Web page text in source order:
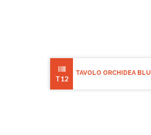
T12
TAVOLO ORCHIDEA BLU